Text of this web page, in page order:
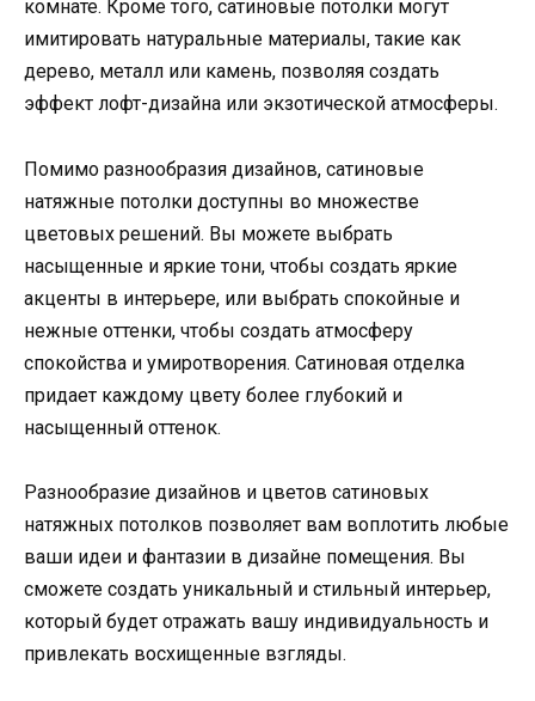
комнате. Кроме того, сатиновые потолки могут
имитировать натуральные материалы, такие как
дерево, металл или камень, позволяя создать
эффект лофт-дизайна или экзотической атмосферы.
Помимо разнообразия дизайнов, сатиновые
натяжные потолки доступны во множестве
цветовых решений. Вы можете выбрать
насыщенные и яркие тони, чтобы создать яркие
акценты в интерьере, или выбрать спокойные и
нежные оттенки, чтобы создать атмосферу
спокойства и умиротворения. Сатиновая отделка
придает каждому цвету более глубокий и
насыщенный оттенок.
Разнообразие дизайнов и цветов сатиновых
натяжных потолков позволяет вам воплотить любые
ваши идеи и фантазии в дизайне помещения. Вы
сможете создать уникальный и стильный интерьер,
который будет отражать вашу индивидуальность и
привлекать восхищенные взгляды.